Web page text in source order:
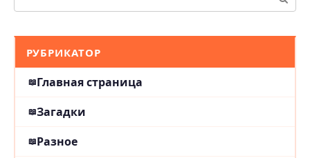
РУБРИКАТОР
Главная страница
Загадки
Разное